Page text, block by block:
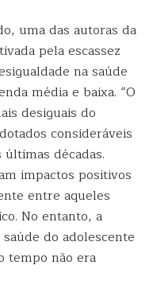
uma das autoras da
pela escassez
na saúde
média e baixa. “O
desiguais do
consideráveis
décadas.
impactos positivos
entre aqueles
No entanto, a
do adolescente
tempo não era